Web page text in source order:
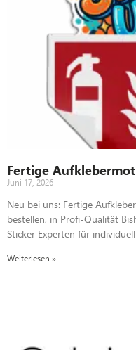
Fertige
Juni 17, 2026
Neu bei uns: Fertige
bestellen, in Profi-Qualität
Sticker Experten für
Weiterlesen »